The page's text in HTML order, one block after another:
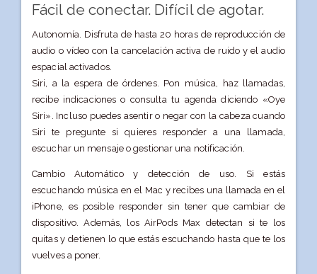
Fácil de conectar. Difícil de agotar.
Autonomía. Disfruta de hasta 20 horas de reproducción de
audio o vídeo con la cancelación activa de ruido y el audio
espacial activados.
Siri, a la espera de órdenes. Pon música, haz llamadas,
recibe indicaciones o consulta tu agenda diciendo «Oye
Siri». Incluso puedes asentir o negar con la cabeza cuando
Siri te pregunte si quieres responder a una llamada,
escuchar un mensaje o gestionar una notificación.
Cambio Automático y detección de uso. Si estás
escuchando música en el Mac y recibes una llamada en el
iPhone, es posible responder sin tener que cambiar de
dispositivo. Además, los AirPods Max detectan si te los
quitas y detienen lo que estás escuchando hasta que te los
vuelves a poner.